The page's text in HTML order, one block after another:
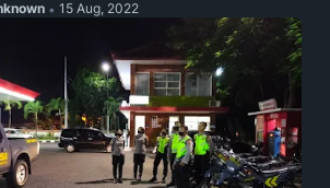
• 15 Aug, 2022